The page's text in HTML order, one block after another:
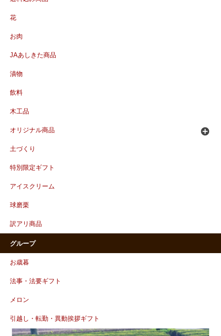
花
お肉
JAあしきた商品
漬物
飲料
木工品
オリジナル商品
土づくり
特別限定ギフト
アイスクリーム
球磨栗
訳アリ商品
グループ
お歳暮
法事・法要ギフト
メロン
引越し・転勤・異動挨拶ギフト